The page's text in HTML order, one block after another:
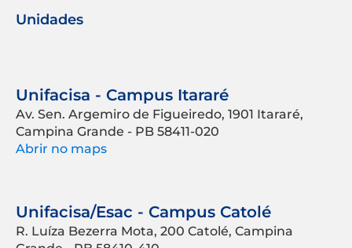
Unidades
Unifacisa - Campus Itararé
Av. Sen. Argemiro de Figueiredo, 1901 Itararé,
Campina Grande - PB 58411-020
Abrir no maps
Unifacisa/Esac - Campus Catolé
R. Luíza Bezerra Mota, 200 Catolé, Campina